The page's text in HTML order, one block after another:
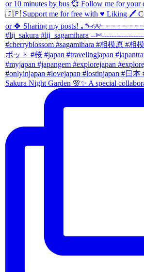
Sakura Night Garden 🌸✨ A special